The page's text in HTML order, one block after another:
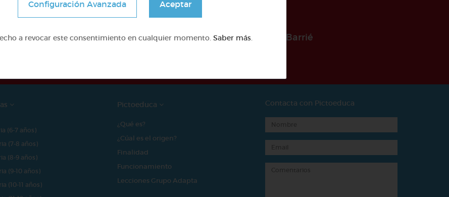
ha sido posible gracias al mecenazgo de la Fundación Barrié
(6-7 años)
(7-8 años)
(8-9 años)
(9-10 años)
(10-11 años)
Pictoeduca
¿Qué es?
¿Cúal es el origen?
Finalidad
Funcionamiento
Lecciones Grupo Adapta
Contacta con Pictoeduca
Configuración Avanzada Aceptar
a revocar este consentimiento en cualquier momento. Saber más.